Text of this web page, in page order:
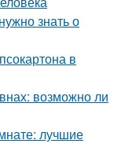
знать о
в
возможно ли
лучшие